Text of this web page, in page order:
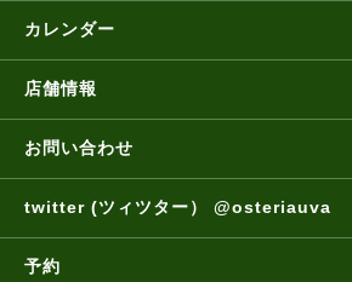
カレンダー
店舗情報
お問い合わせ
twitter (ツィツター） @osteriauva
予約